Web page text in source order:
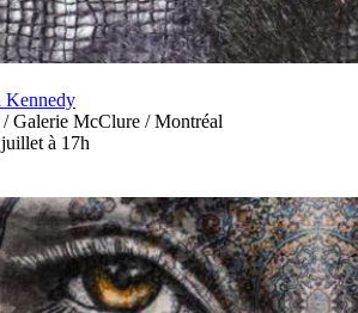
Kennedy
/ Galerie McClure / Montréal
à 17h